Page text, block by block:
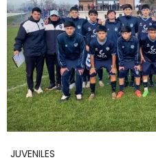
JUVENILES